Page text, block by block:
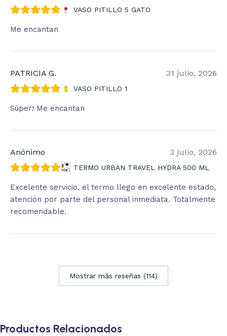
VASO PITILLO 5 GATO
Me encantan
PATRICIA G. 31 julio, 2026
VASO PITILLO 1
Súper! Me encantan
Anónimo 3 julio, 2026
TERMO URBAN TRAVEL HYDRA 500 ML
Excelente servicio, el termo llego en excelente estado,
atención por parte del personal inmediata. Totalmente
recomendable.
Mostrar más reseñas (114)
Productos Relacionados